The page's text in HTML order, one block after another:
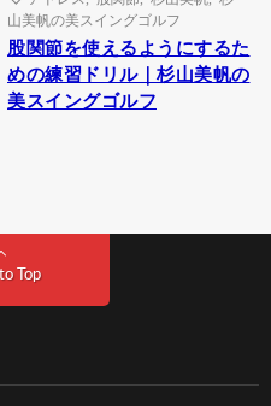
山美帆の美スイングゴルフ
股関節を使えるようにするた
めの練習ドリル｜杉山美帆の
美スイングゴルフ
Top